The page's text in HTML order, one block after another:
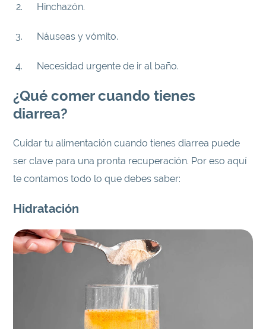
Hinchazón.
Náuseas y vómito.
Necesidad urgente de ir al baño.
¿Qué comer cuando tienes
diarrea?
Cuidar tu alimentación cuando tienes diarrea puede
ser clave para una pronta recuperación. Por eso aquí
te contamos todo lo que debes saber:
Hidratación